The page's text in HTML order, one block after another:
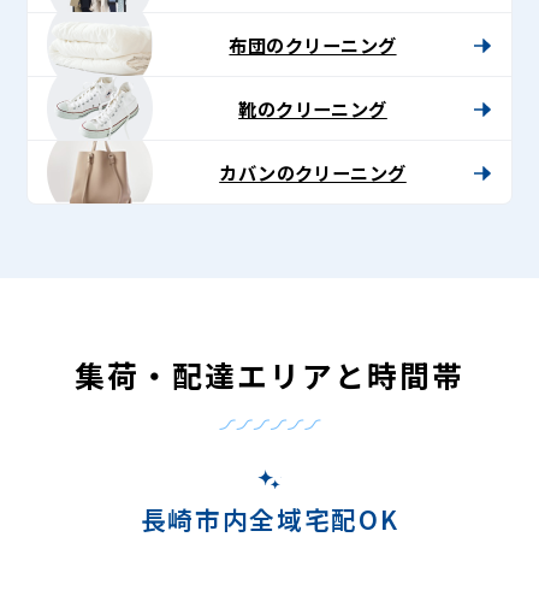
布団のクリーニング
靴のクリーニング
カバンのクリーニング
集荷・配達エリアと時間帯
長崎市内全域宅配OK